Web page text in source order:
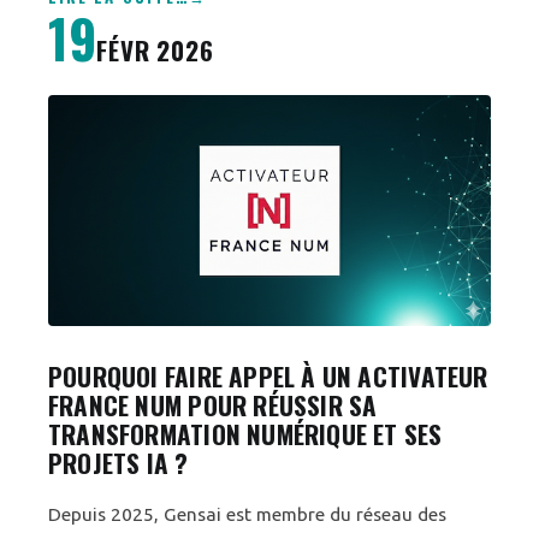
19FÉVR 2026
POURQUOI FAIRE APPEL À UN ACTIVATEUR
FRANCE NUM POUR RÉUSSIR SA
TRANSFORMATION NUMÉRIQUE ET SES
PROJETS IA ?
Depuis 2025, Gensai est membre du réseau des